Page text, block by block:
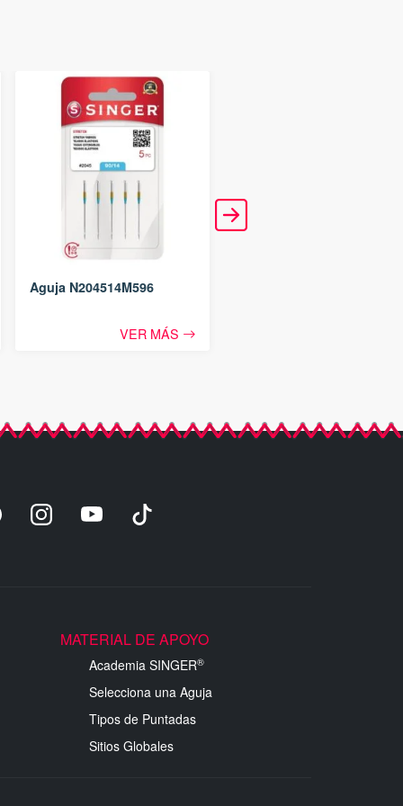
Aguja N204514M596
VER MÁS
MATERIAL DE APOYO
Academia SINGER®
Selecciona una Aguja
Tipos de Puntadas
Sitios Globales